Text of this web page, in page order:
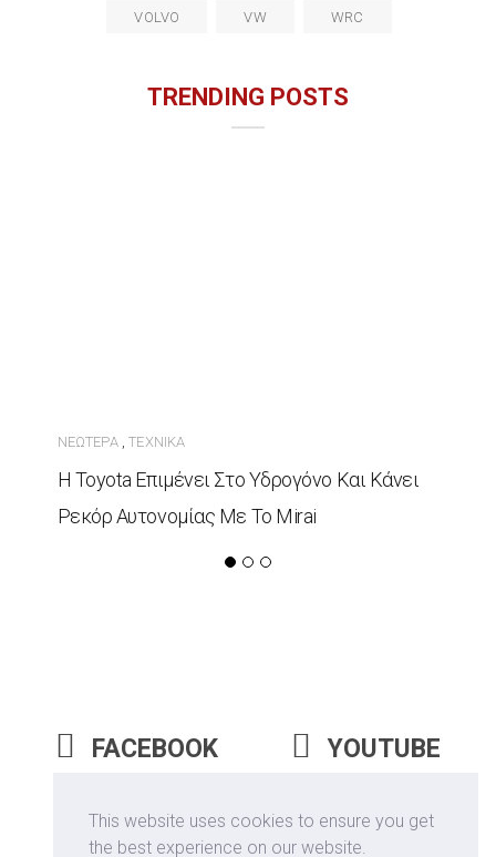
This website uses cookies to ensure you get
the best experience on our website.
VOLVO VW WRC
TRENDING POSTS
ΝΕΏΤΕΡΑ,ΤΕΧΝΙΚΆ
Η Toyota Επιμένει Στο Υδρογόνο Και Κάνει
Ρεκόρ Αυτονομίας Με Το Mirai
FACEBOOK
YOUTUBE
INSTAGRAM